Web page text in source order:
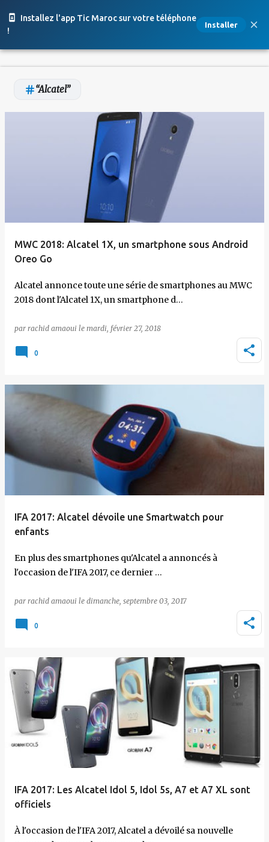
Installez l'app Tic Maroc sur votre téléphone
!
Installer
Accéder au contenu principal
Alcatel
MWC 2018: Alcatel 1X, un smartphone sous Android
Oreo Go
Alcatel annonce toute une série de smartphones au MWC
2018 dont l'Alcatel 1X, un smartphone d…
par rachid amaoui le mardi, février 27, 2018
0
IFA 2017: Alcatel dévoile une Smartwatch pour
enfants
En plus des smartphones qu'Alcatel a annoncés à
l'occasion de l'IFA 2017, ce dernier …
par rachid amaoui le dimanche, septembre 03, 2017
0
IFA 2017: Les Alcatel Idol 5, Idol 5s, A7 et A7 XL sont
officiels
À l'occasion de l'IFA 2017, Alcatel a dévoilé sa nouvelle